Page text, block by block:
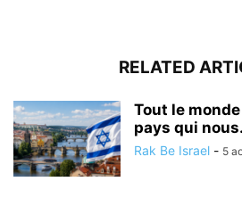
RELATED
Tout le
pays qui
Rak Be Israel - 5